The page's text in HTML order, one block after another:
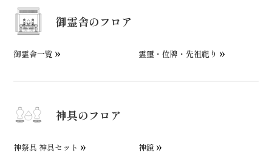
御霊舎のフロア
御霊舎一覧 霊璽・位牌・先祖祀り
神具のフロア
神祭具 神具セット
神鏡